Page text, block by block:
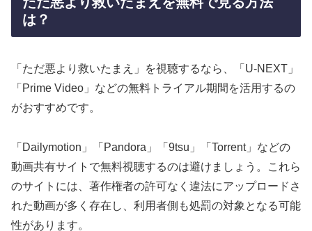
は？
「ただ悪より救いたまえ」を視聴するなら、「U-NEXT」
「Prime Video」などの無料トライアル期間を活用するの
がおすすめです。
「Dailymotion」「Pandora」「9tsu」「Torrent」などの
動画共有サイトで無料視聴するのは避けましょう。これら
のサイトには、著作権者の許可なく違法にアップロードさ
れた動画が多く存在し、利用者側も処罰の対象となる可能
性があります。